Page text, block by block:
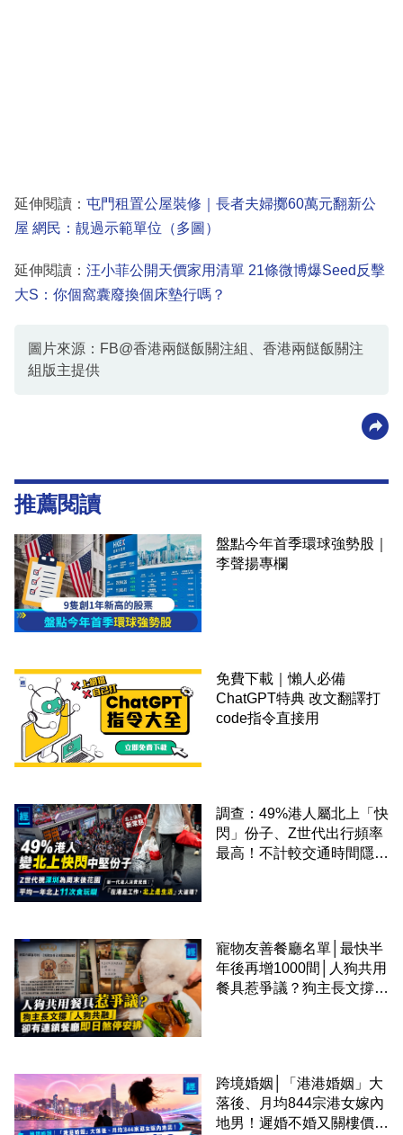
延伸閱讀： 屯門租置公屋裝修｜長者夫婦擲60萬元翻新公
屋 網民：靚過示範單位（多圖）
延伸閱讀： 汪小菲公開天價家用清單 21條微博爆Seed反擊
大S：你個窩囊廢換個床墊行嗎？
圖片來源：FB@香港兩餸飯關注組、香港兩餸飯關注
組版主提供
推薦閱讀
盤點今年首季環球強勢股｜
李聲揚專欄
免費下載｜懶人必備
ChatGPT特典 改文翻譯打
code指令直接用
調查：49%港人屬北上「快
閃」份子、Z世代出行頻率
最高！不計較交通時間隱形
寵物友善餐廳名單│最快半
年後再增1000間│人狗共用
餐具惹爭議？狗主長文撐
跨境婚姻│「港港婚姻」大
落後、月均844宗港女嫁內
地男！遲婚不婚又關樓價